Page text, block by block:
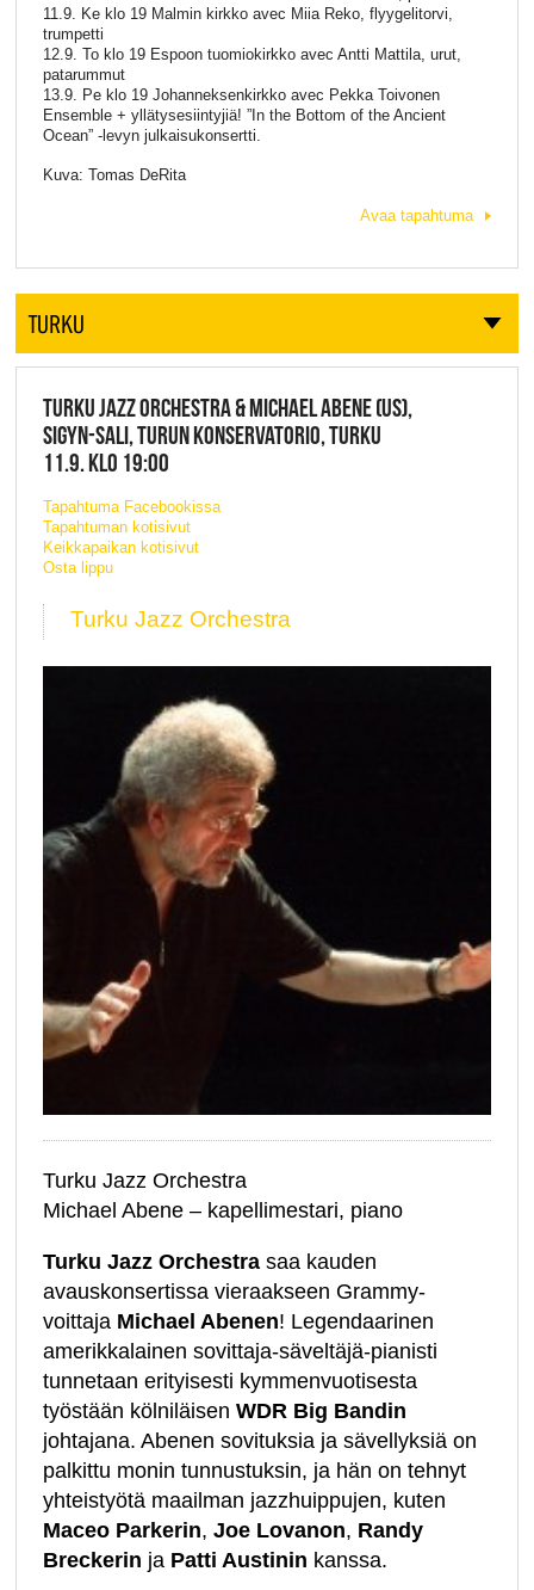
11.9. Ke klo 19 Malmin kirkko avec Miia Reko, flyygelitorvi,
trumpetti
12.9. To klo 19 Espoon tuomiokirkko avec Antti Mattila, urut,
patarummut
13.9. Pe klo 19 Johanneksenkirkko avec Pekka Toivonen
Ensemble + yllätysesiintyjiä! ”In the Bottom of the Ancient
Ocean” -levyn julkaisukonsertti.
Kuva: Tomas DeRita
Avaa tapahtuma
TURKU
TURKU JAZZ ORCHESTRA & MICHAEL ABENE (US),
SIGYN-SALI, TURUN KONSERVATORIO, TURKU
11.9. KLO 19:00
Tapahtuma Facebookissa
Tapahtuman kotisivut
Keikkapaikan kotisivut
Osta lippu
Turku Jazz Orchestra
Turku Jazz Orchestra
Michael Abene – kapellimestari, piano
Turku Jazz Orchestrasaa kauden
avauskonsertissa vieraakseen Grammy-
voittaja Michael Abenen! Legendaarinen
amerikkalainen sovittaja-säveltäjä-pianisti
tunnetaan erityisesti kymmenvuotisesta
työstään kölniläisen WDR Big Bandin
johtajana. Abenen sovituksia ja sävellyksiä on
palkittu monin tunnustuksin, ja hän on tehnyt
yhteistyötä maailman jazzhuippujen, kuten
Maceo Parkerin, Joe Lovanon, Randy
Breckerin ja Patti Austinin kanssa.